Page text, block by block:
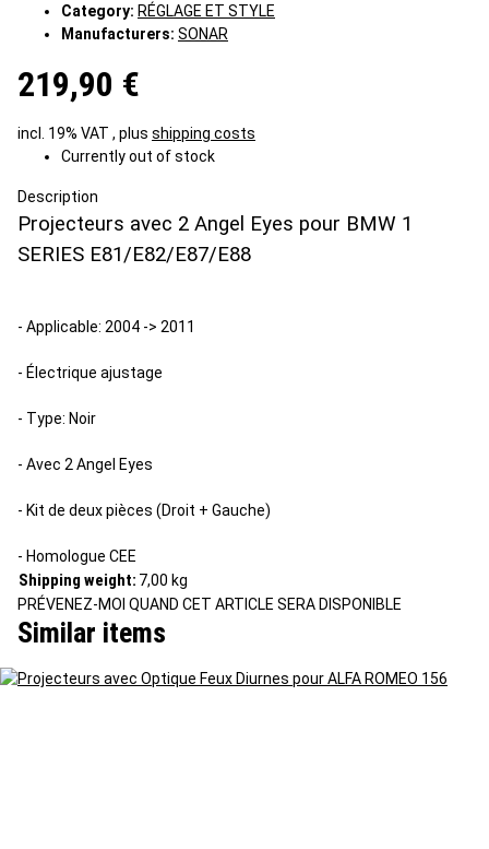
Category: RÉGLAGE ET STYLE
Manufacturers: SONAR
219,90 €
incl. 19% VAT , plus shipping costs
Currently out of stock
Description
Projecteurs avec 2 Angel Eyes pour BMW 1
SERIES E81/E82/E87/E88
- Applicable: 2004 -> 2011
- Électrique ajustage
- Type: Noir
- Avec 2 Angel Eyes
- Kit de deux pièces (Droit + Gauche)
- Homologue CEE
Shipping weight: 7,00 kg
PRÉVENEZ-MOI QUAND CET ARTICLE SERA DISPONIBLE
Similar items